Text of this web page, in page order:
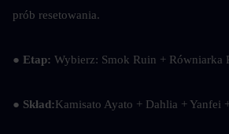
prób resetowania.
● Etap: Wybierz: Smok Ruin + Równiarka
● Skład:Kamisato Ayato + Dahlia + Yanfei